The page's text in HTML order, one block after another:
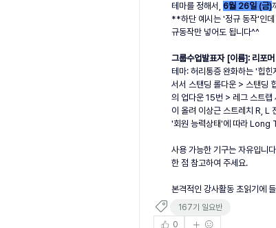
테마를 정해서, 6월 26일 (금)
**하단 예시는 '정규 동작'인데
규동작만 넣어도 됩니다^^
그룹수업발표자 [이름]: 리포머
테마: 허리통증 완화하는 '힙힌
서서 스탠딩 롤다운 > 스탠딩
의 업다운 15번 > 레그 스트
이 올려 이상근 스트레치 R,
'회원 능력상태'에 따라 Long
사용 가능한 기구는 자유입니
한 점 참고하여 주세요.
본격적인 강사활동 초읽기에
167기 일요반
0